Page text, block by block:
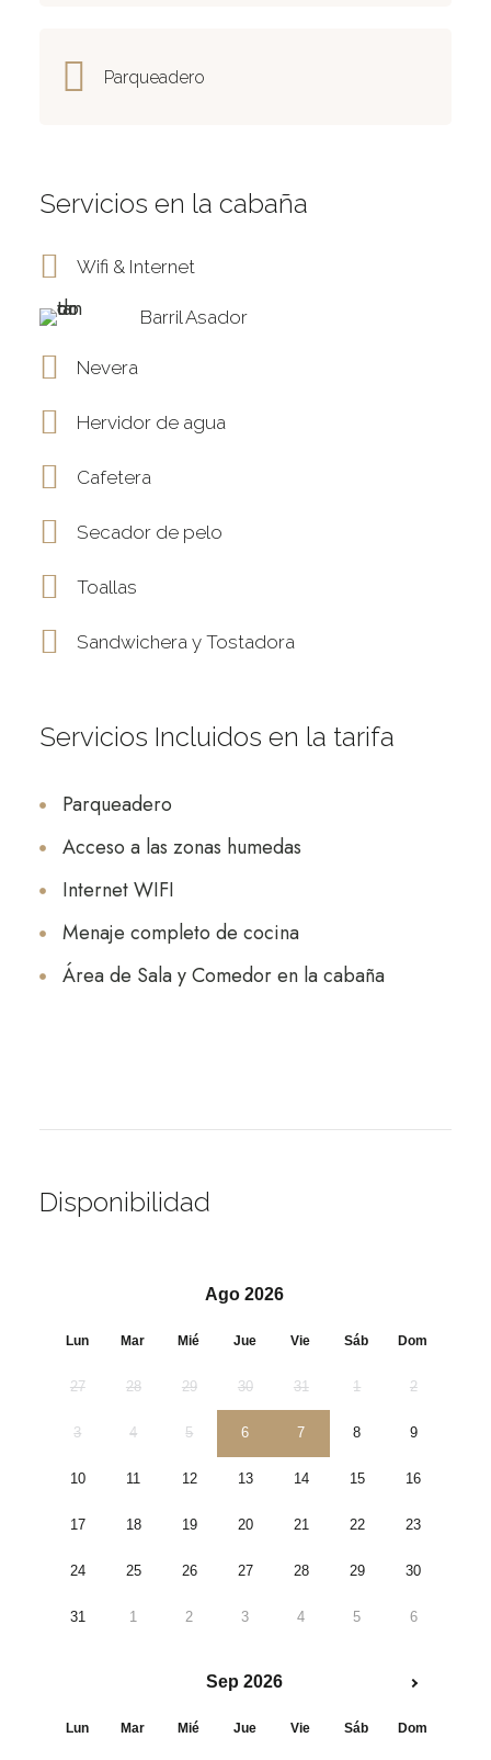
Parqueadero
Servicios en la cabaña
Wifi & Internet
Barril Asador
Nevera
Hervidor de agua
Cafetera
Secador de pelo
Toallas
Sandwichera y Tostadora
Servicios Incluidos en la tarifa
Parqueadero
Acceso a las zonas humedas
Internet WIFI
Menaje completo de cocina
Área de Sala y Comedor en la cabaña
Disponibilidad
Ago 2026
Lun Mar Mié Jue Vie Sáb Dom
27 28 29 30 31 1 2
3 4 5 6 7 8 9
10 11 12 13 14 15 16
17 18 19 20 21 22 23
24 25 26 27 28 29 30
31 1 2 3 4 5 6
Sep 2026
Lun Mar Mié Jue Vie Sáb Dom